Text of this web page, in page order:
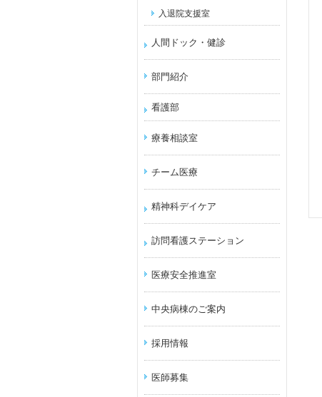
入退院支援室
人間ドック・健診
部門紹介
看護部
療養相談室
チーム医療
精神科デイケア
訪問看護ステーション
医療安全推進室
中央病棟のご案内
採用情報
医師募集